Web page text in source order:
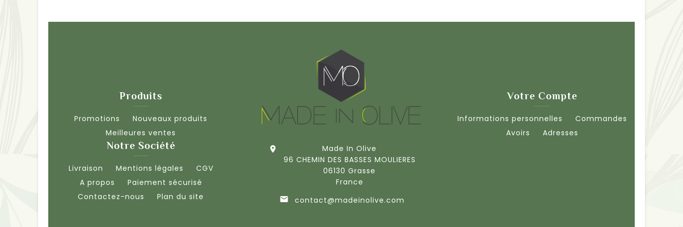

Made In Olive
96 CHEMIN DES BASSES MOULIERES
06130 Grasse
France
 contact@madeinolive.com
Produits
Promotions
Nouveaux produits
Meilleures ventes
Notre Société
Livraison Mentions légales
CGV
A propos
Paiement sécurisé
Contactez-nous
Plan du site
Votre Compte
Informations personnelles
Commandes
Avoirs
Adresses